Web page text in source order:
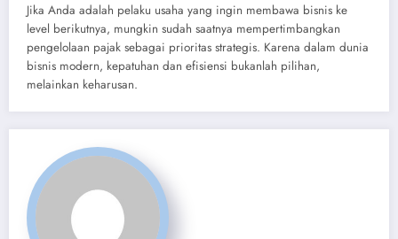
Jika Anda adalah pelaku usaha yang ingin membawa bisnis ke
level berikutnya, mungkin sudah saatnya mempertimbangkan
pengelolaan pajak sebagai prioritas strategis. Karena dalam dunia
bisnis modern, kepatuhan dan efisiensi bukanlah pilihan,
melainkan keharusan.